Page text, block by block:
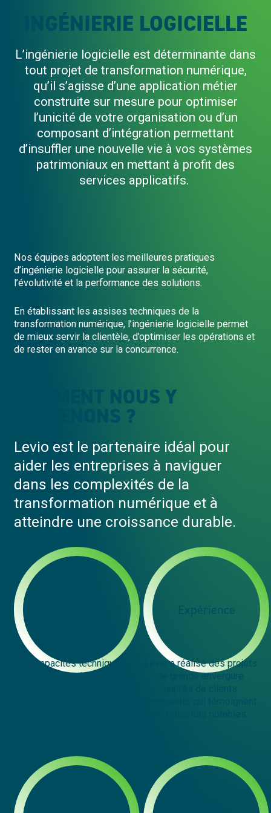
INGÉNIERIE LOGICIELLE
L’ingénierie logicielle est déterminante dans
tout projet de transformation numérique,
qu’il s’agisse d’une application métier
construite sur mesure pour optimiser
l’unicité de votre organisation ou d’un
composant d’intégration permettant
d’insuffler une nouvelle vie à vos systèmes
patrimoniaux en mettant à profit des
services applicatifs.
Nos équipes adoptent les meilleures pratiques
d’ingénierie logicielle pour assurer la sécurité,
l’évolutivité et la performance des solutions.
En établissant les assises techniques de la
transformation numérique, l’ingénierie logicielle permet
de mieux servir la clientèle, d’optimiser les opérations et
de rester en avance sur la concurrence.
COMMENT NOUS Y
PARVENONS ?
Levio est le partenaire idéal pour
aider les entreprises à naviguer
dans les complexités de la
transformation numérique et à
atteindre une croissance durable.
Les capacités techniques
de Levio sont inégalées
Expérience
Levio a réalisé des projets
de grande envergure